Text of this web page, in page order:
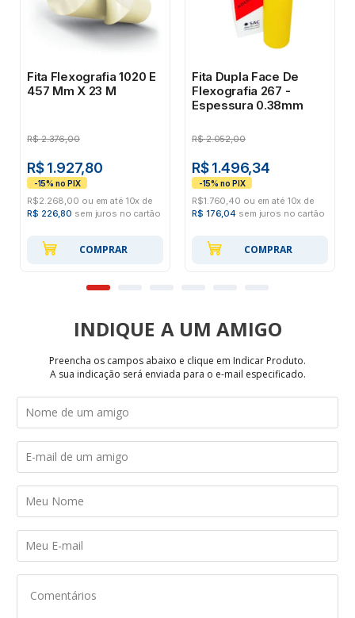
Fita Flexografia 1020 E
457 Mm X 23 M
R$ 2.376,00
R$ 1.927,80
R$2.268,00 ou em até 10x de
R$ 226,80 sem juros no cartão
COMPRAR
Fita Dupla Face De
Flexografia 267 -
Espessura 0.38mm
R$ 2.052,00
R$ 1.496,34
R$1.760,40 ou em até 10x de
R$ 176,04 sem juros no cartão
COMPRAR
INDIQUE
Preencha os campos abaixo e clique em Indicar Produto.
A sua indicação será enviada para o e-mail especificado.